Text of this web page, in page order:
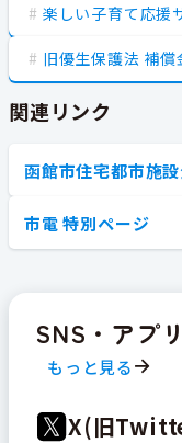
楽しい子育て応援
旧優生保護法 補償
関連リンク
函館市住宅都市施
市電 特別ページ
SNS・アプ
もっと見る
X(旧